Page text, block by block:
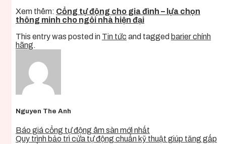
Xem thêm: Cổng tự động cho gia đình – lựa chọn
thông minh cho ngôi nhà hiện đại
This entry was posted in Tin tức and tagged barier chính
hãng.
Nguyen The Anh
Báo giá cổng tự động âm sàn mới nhất
Quy trình bảo trì cửa tự động chuẩn kỹ thuật giúp tăng gấp